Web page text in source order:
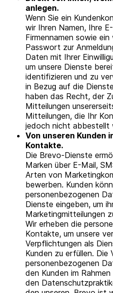
anlegen.
Wenn Sie ein
wir Ihren Namen, Ihre
Firmennamen sowie
Passwort zur
Daten mit Ihrer
um unsere Dienste
identifizieren und zu
in Bezug auf die
haben das Recht, der
Mitteilungen
Mitteilungen, die Ihr
jedoch nicht abbestellt
Von unseren Kunden
Kontakte.
Die Brevo-Dienste
Marken über E-Mail,
Arten von
bewerben. Kunden
personenbezogenen
Dienste eingeben, um
Marketingmitteilungen
Wir erheben die
Kontakte, um unsere
Verpflichtungen als
Kunden zu erfüllen. Die
personenbezogenen
den Kunden im
den